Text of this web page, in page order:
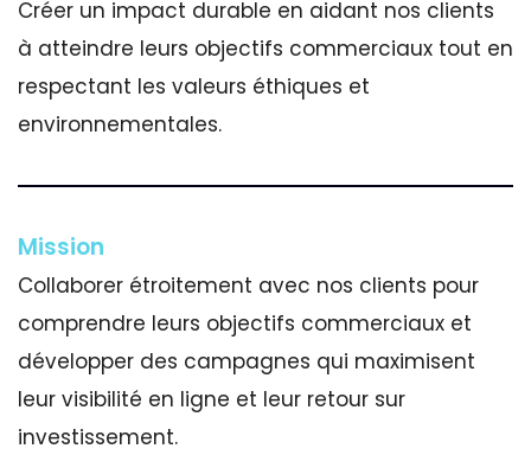
Créer un impact durable en aidant nos clients
à atteindre leurs objectifs commerciaux tout en
respectant les valeurs éthiques et
environnementales.
Mission
Collaborer étroitement avec nos clients pour
comprendre leurs objectifs commerciaux et
développer des campagnes qui maximisent
leur visibilité en ligne et leur retour sur
investissement.